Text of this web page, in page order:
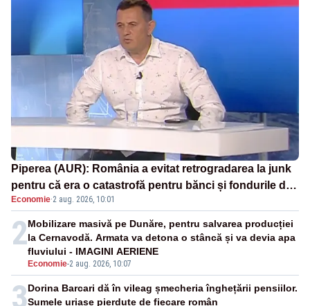
Piperea (AUR): România a evitat retrogradarea la junk
pentru că era o catastrofă pentru bănci și fondurile de
pensii
Economie·2 aug. 2026, 10:01
2
Economie-2 aug. 2026, 10:07
Mobilizare masivă pe Dunăre, pentru salvarea producției
la Cernavodă. Armata va detona o stâncă și va devia apa
fluviului - IMAGINI AERIENE
3Dorina Barcari dă în vileag șmecheria înghețării pensiilor.
Sumele uriașe pierdute de fiecare român